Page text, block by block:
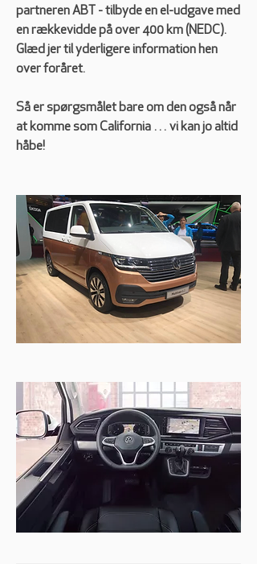
partneren ABT - tilbyde en el-udgave med
en rækkevidde på over 400 km (NEDC).
Glæd jer til yderligere information hen
over foråret.
Så er spørgsmålet bare om den også når
at komme som California … vi kan jo altid
håbe!